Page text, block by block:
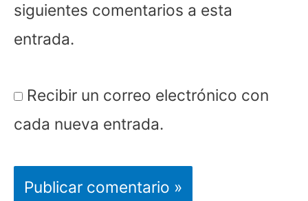
siguientes comentarios a esta
entrada.
Recibir un correo electrónico con
cada nueva entrada.